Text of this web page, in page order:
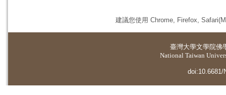
建議您使用 Chrome, Firefox,
臺灣大學文學院佛
National Taiwan
doi:10.6681/